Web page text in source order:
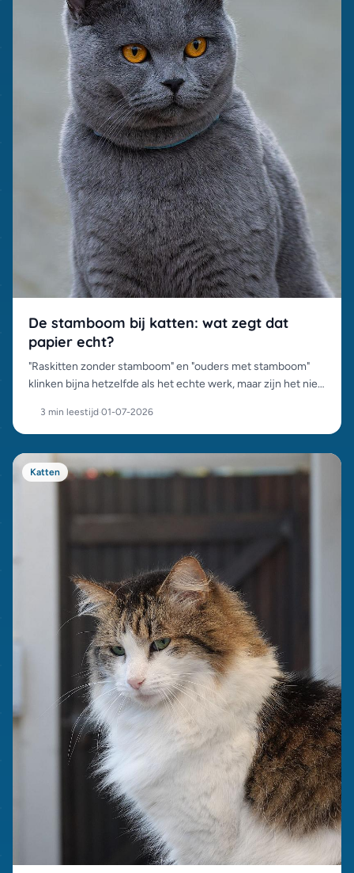
De stamboom bij katten: wat zegt dat
papier echt?
"Raskitten zonder stamboom" en "ouders met stamboom"
klinken bijna hetzelfde als het echte werk, maar zijn het niet.
prijsverschil bestaat.
3 min leestijd·01-07-2026
Katten